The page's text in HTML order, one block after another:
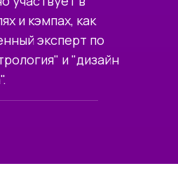
и кэмпах, как
эксперт по
и "дизайн